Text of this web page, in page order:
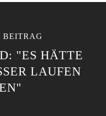
BEITRAG
"ES HÄTTE
LAUFEN